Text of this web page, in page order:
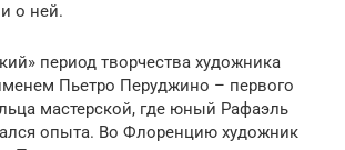
о ней.
период творчества художника
Пьетро Перуджино – первого
мастерской, где юный Рафаэль
опыта. Во Флоренцию художник